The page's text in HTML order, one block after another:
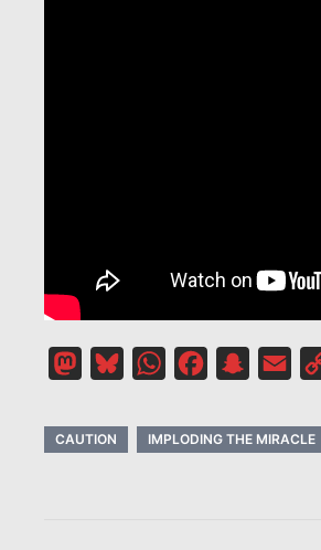
MastodonBlueskyWhatsAppFacebook
CAUTION IMPLODING THE MIRACLE